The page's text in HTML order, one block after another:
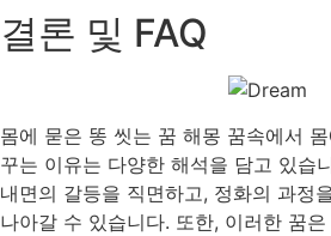
결론 및 FAQ
몸에 묻은 똥 씻는 꿈 해몽 꿈속에서
꾸는 이유는 다양한 해석을 담고 있습
내면의 갈등을 직면하고, 정화의 과정
나아갈 수 있습니다. 또한, 이러한 꿈